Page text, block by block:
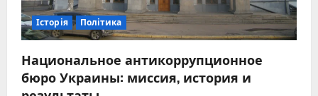
Історія Політика
Национальное антикоррупционное
бюро Украины: миссия, история и